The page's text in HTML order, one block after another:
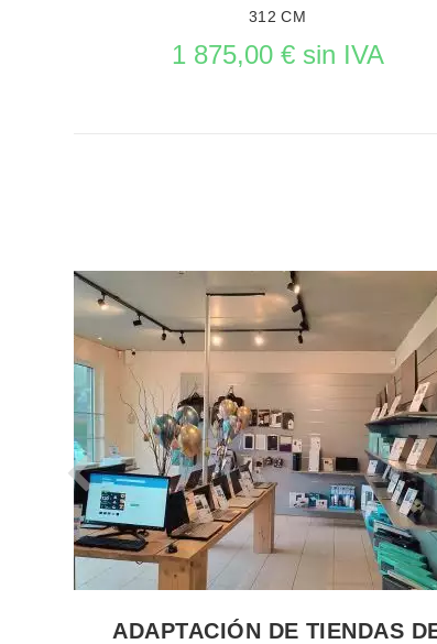
312 CM
1 875,00 € sin IVA
VER EL PRODUCTO MOBILIAROS DE TIENDAS
ADAPTACIÓN DE TIENDAS